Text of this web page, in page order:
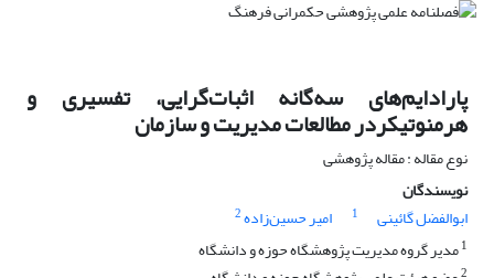
پارادایم‌های سه‌گانه اثبات‌گرایی، تفسیری و
هرمنوتیکردر مطالعات مدیریت و سازمان
نوع مقاله : مقاله پژوهشی
نویسندگان
ابوالفضل گائینی
1 امیر حسین‌زاده2
1مدیر گروه مدیریت پژوهشگاه حوزه و دانشگاه